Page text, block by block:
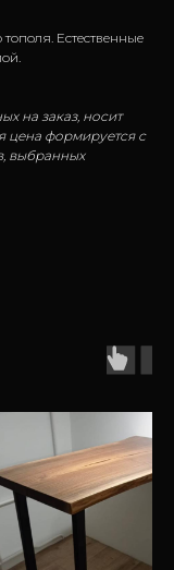
Естественные
на заказ, носит
цена формируется с
выбранных